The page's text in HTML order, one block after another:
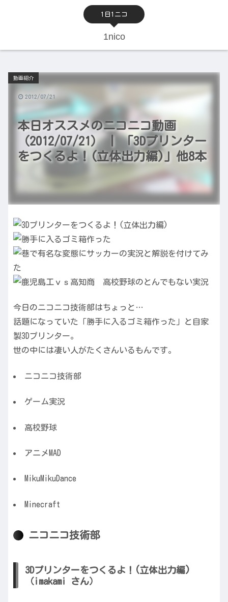
1日1ニコ
1nico
本日オススメのニコニコ動画
（2012/07/21） | 「3Dプリンター
をつくるよ！(立体出力編)」他8本
動画紹介
2012/07/21
今日のニコニコ技術部はちょっと…
話題になっていた「勝手に入るゴミ箱作った」と自家
製3Dプリンター。
世の中には凄い人がたくさんいるもんです。
ニコニコ技術部
ゲーム実況
高校野球
アニメMAD
MikuMikuDance
Minecraft
ニコニコ技術部
3Dプリンターをつくるよ！(立体出力編)
（imakami さん）